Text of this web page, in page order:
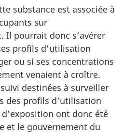
substance est associée à
sur
Il pourrait donc s’avérer
profils d’utilisation
ou si ses concentrations
venaient à croître.
destinées à surveiller
des profils d’utilisation
ont donc été
et le gouvernement du